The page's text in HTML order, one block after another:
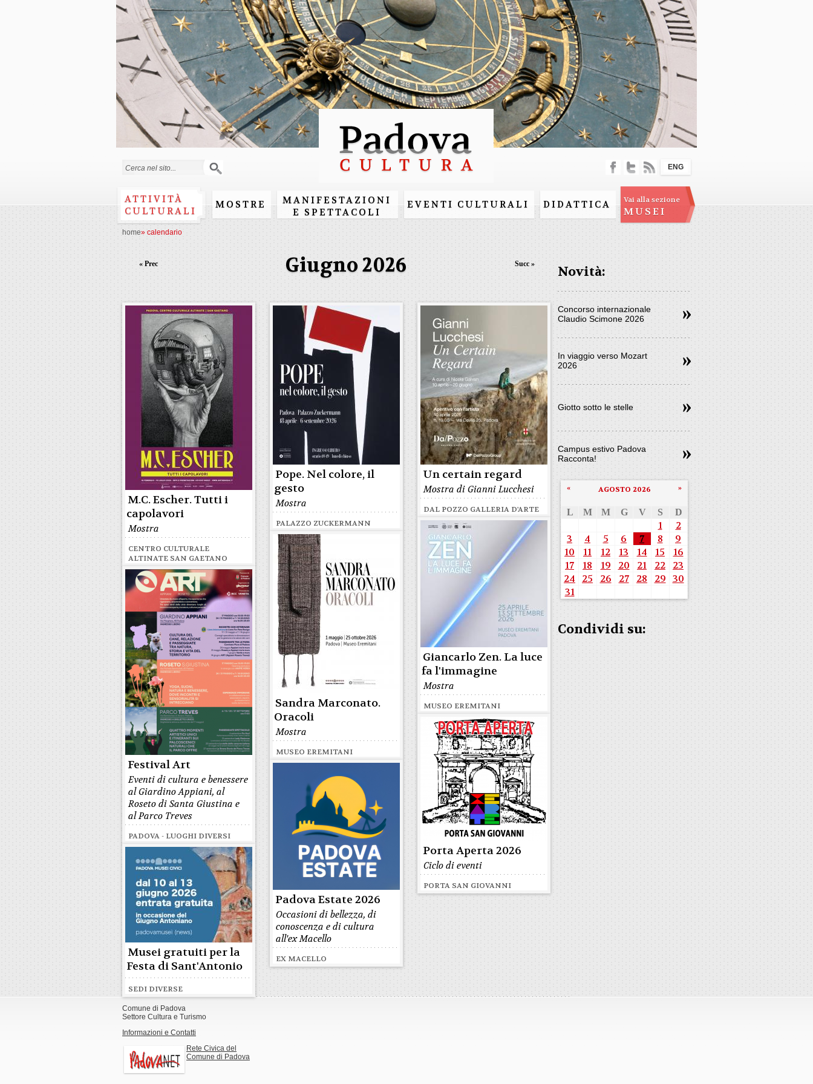
Salta al
contenuto
principale
Form di ricerca
ATTIVITÀ
CULTURALI
MOSTRE
MANIFESTAZIONI
E SPETTACOLI
EVENTI CULTURALI DIDATTICA Vai alla sezione
MUSEI
ENG
home» calendario
Giugno 2026
« Prec Succ »
M.C. Escher. Tutti i
capolavori
Mostra
CENTRO CULTURALE
ALTINATE SAN GAETANO
Pope. Nel colore, il
gesto
Mostra
PALAZZO ZUCKERMANN
Un certain regard
Mostra di Gianni Lucchesi
DAL POZZO GALLERIA D'ARTE
Giancarlo Zen. La luce
fa l'immagine
Mostra
MUSEO EREMITANI
Sandra Marconato.
Oracoli
Mostra
MUSEO EREMITANI
Festival Art
Eventi di cultura e benessere
al Giardino Appiani, al
Roseto di Santa Giustina e
al Parco Treves
PADOVA - LUOGHI DIVERSI
Porta Aperta 2026
Ciclo di eventi
PORTA SAN GIOVANNI
Padova Estate 2026
Occasioni di bellezza, di
conoscenza e di cultura
all'ex Macello
EX MACELLO
Musei gratuiti per la
Festa di Sant'Antonio
SEDI DIVERSE
Novità:
Concorso internazionale
Claudio Scimone 2026
In viaggio verso Mozart
2026
Giotto sotto le stelle
Campus estivo Padova
Racconta!
AGOSTO 2026
« »
L M M G V S D
1
2
3
4 5 6 7 8
9
10
11 12 13 14 15
16
17
18 19 20 21 22
23
24
25 26 27 28 29 30
31
Condividi su:
Comune di Padova
Settore Cultura e Turismo
Informazioni e Contatti
Rete Civica del
Comune di Padova